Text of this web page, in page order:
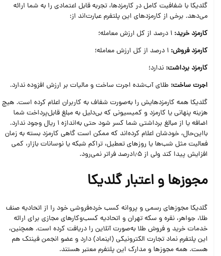
گلدیکا با شفافیت کامل در کارمزدها، تجربه قابل اعتمادی را به شما ارائه
می‌دهد. برخی از کارمزدهای این پلتفرم عبارت‌اند از:
کارمزد خرید:1 درصد از کل ارزش معامله؛
کارمزد فروش:1 درصد از کل ارزش معامله؛
کارمزد برداشت:ندارد؛
اجرت ساخت:طلای آب‌شده اجرت ساخت و مالیات بر ارزش افزوده ندارد.
گلدیکا همه کارمزدهایش را به‌صورت شفاف به کاربران اعلام کرده است. هیچ
هزینه پنهانی یا کارمزد و کمیسیونی که بی‌دلیل به مبلغ قابل‌پرداخت شما
اضافه یا از مبالغ برداشتی شما کسر شود حتی به‌اندازه 1 ریال وجود ندارد.
بااین‌حال، خودشان اعلام کرده‌اند که ممکن است گاهی کارمزد بسته به زمان
فعالیت مثل شب‌ها یا روزهای تعطیل، تراکم شبکه یا نوسانات بازار، کمی
افزایش پیدا کند ولی از 1٫5درصد فراتر نمی‌رود.
مجوزها و اعتبار گلدیکا
گلدیکا مجوزهای رسمی و پروانه کسب خرده‌فروشی خود را از اتحادیه صنف
طلا، جواهر، نقره و سکه تهران و اتحادیه کسب‌وکارهای مجازی برای ارائه
خدمات خرید و فروش طلا به‌صورت آنلاین را دریافت کرده است. همچنین،
این پلتفرم نماد تجارت الکترونیکی (اینماد) دارد و عضو انجمن فینتک هم
هست. همه مجوزها و مدارک این پلتفرم معتبر هستند.